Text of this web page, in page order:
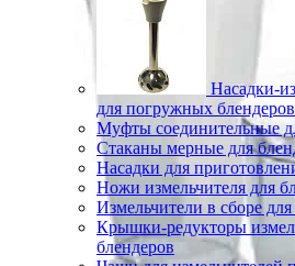
Насадки-
для погружных блендеров
Муфты соединительные
Стаканы мерные для
Насадки для
Ножи измельчителя для
Измельчители в сборе
Крышки-редукторы
блендеров